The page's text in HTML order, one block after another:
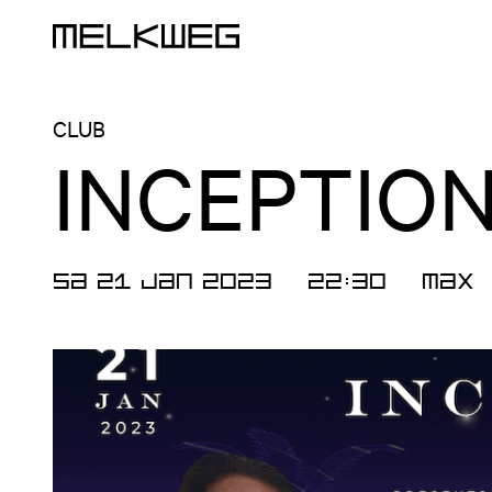
CLUB
SA 21 JAN 2023 22:30 Max